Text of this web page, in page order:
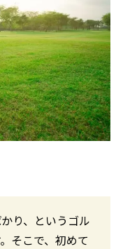
り、というゴル
そこで、初めて